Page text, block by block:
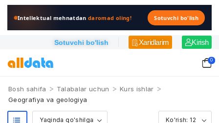
Intellektual mehnatdandaromad oling! Sotuvchi bo'lish
Sotuvchi bo'lish Xaridlarim Kirish
0
Bosh sahifa > Talabalar uchun > Kurs ishlar >
Geografiya va geologiya